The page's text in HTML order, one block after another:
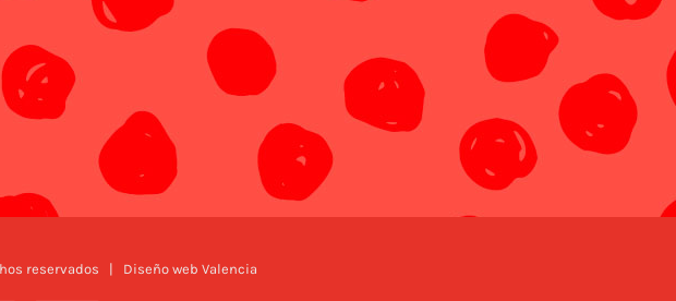
reservados | Diseño web Valencia